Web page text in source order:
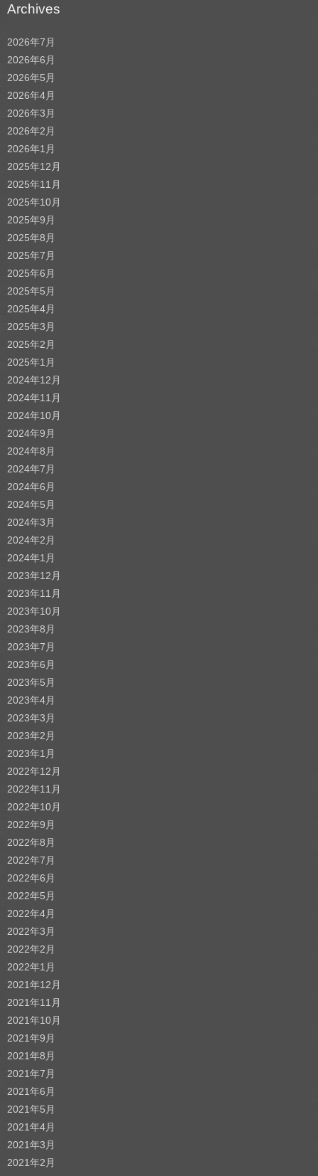
Archives
2026年7月
2026年6月
2026年5月
2026年4月
2026年3月
2026年2月
2026年1月
2025年12月
2025年11月
2025年10月
2025年9月
2025年8月
2025年7月
2025年6月
2025年5月
2025年4月
2025年3月
2025年2月
2025年1月
2024年12月
2024年11月
2024年10月
2024年9月
2024年8月
2024年7月
2024年6月
2024年5月
2024年3月
2024年2月
2024年1月
2023年12月
2023年11月
2023年10月
2023年8月
2023年7月
2023年6月
2023年5月
2023年4月
2023年3月
2023年2月
2023年1月
2022年12月
2022年11月
2022年10月
2022年9月
2022年8月
2022年7月
2022年6月
2022年5月
2022年4月
2022年3月
2022年2月
2022年1月
2021年12月
2021年11月
2021年10月
2021年9月
2021年8月
2021年7月
2021年6月
2021年5月
2021年4月
2021年3月
2021年2月